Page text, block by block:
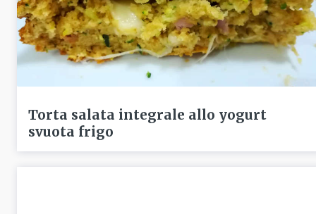
Torta salata integrale allo yogurt
svuota frigo